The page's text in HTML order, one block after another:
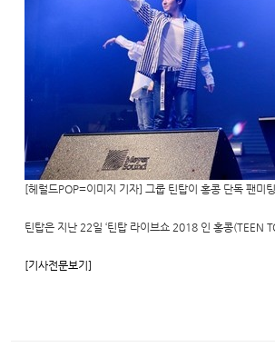
[헤럴드POP=이미지 기자] 그룹 틴탑이 홍콩 단독 팬미
틴탑은 지난 22일 ‘틴탑 라이브쇼 2018 인 홍콩
[기사전문보기]